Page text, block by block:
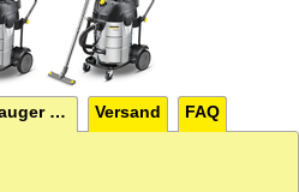
Kärcher Nass-Trockensauger NT 75/2 Tact² Me Tc Versand FAQ